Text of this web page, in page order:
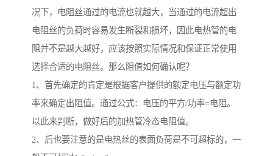
况下，电阻丝通过的电流也就越大，当通过的电流超出
电阻丝的负荷时容易发生断裂和损坏，因此电热管的电
阻并不是越大越好，应该按照实际情况和保证正常使用
选择合适的电阻丝。那么阻值如何确认呢？
1、首先确定的肯定是根据客户提供的额定电压与额定功
率来确定出阻值。通过公式：电压的平方/功率=电阻。
以此来判断，做好后的加热管冷态电阻值。
2、后也要注意的是电热丝的表面负荷是不可超标的，一